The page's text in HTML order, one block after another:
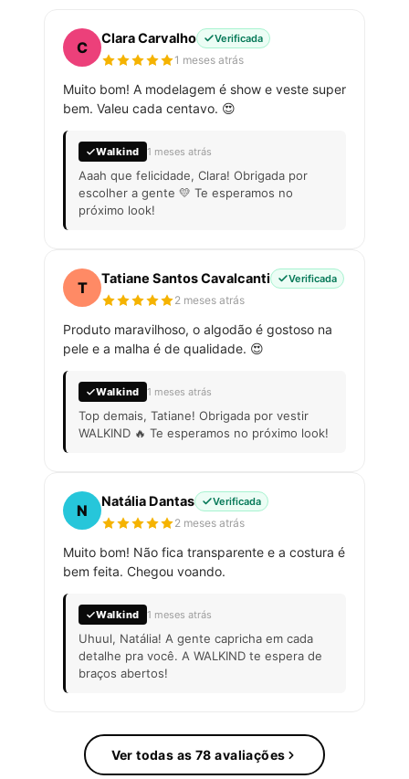
C
Clara Carvalho Verificada
1 meses atrás
Muito bom! A modelagem é show e veste super
bem. Valeu cada centavo. 😍
Walkind 1 meses atrás
Aaah que felicidade, Clara! Obrigada por
escolher a gente 💛 Te esperamos no
próximo look!
T
Tatiane Santos Cavalcanti Verificada
2 meses atrás
Produto maravilhoso, o algodão é gostoso na
pele e a malha é de qualidade. 😍
Walkind 1 meses atrás
Top demais, Tatiane! Obrigada por vestir
WALKIND 🔥 Te esperamos no próximo look!
N
Natália Dantas Verificada
2 meses atrás
Muito bom! Não fica transparente e a costura é
bem feita. Chegou voando.
Walkind 1 meses atrás
Uhuul, Natália! A gente capricha em cada
detalhe pra você. A WALKIND te espera de
braços abertos!
Ver todas as 78 avaliações